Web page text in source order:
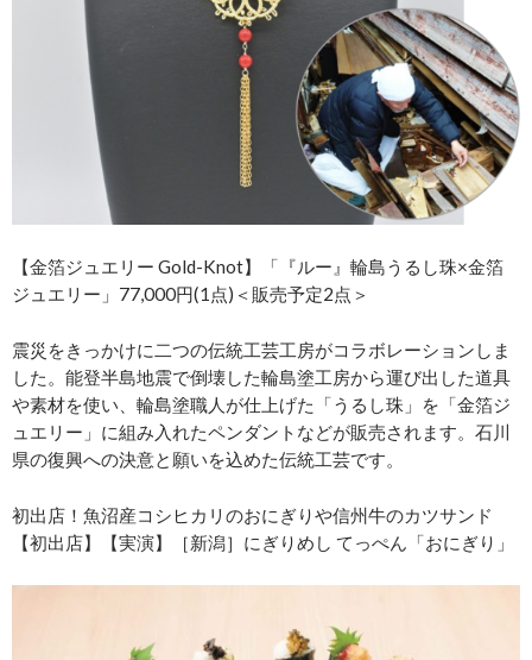
【金箔ジュエリー Gold-Knot】「『ルー』輪島うるし珠×金箔
ジュエリー」77,000円(1点)＜販売予定2点＞
震災をきっかけに二つの伝統工芸工房がコラボレーションしま
した。能登半島地震で倒壊した輪島塗工房から運び出した道具
や素材を使い、輪島塗職人が仕上げた「うるし珠」を「金箔ジ
ュエリー」に組み入れたペンダントなどが販売されます。石川
県の復興への決意と願いを込めた伝統工芸です。
初出店！魚沼産コシヒカリのおにぎりや信州牛のカツサンド
【初出店】【実演】［新潟］にぎりめし てっぺん「おにぎり」